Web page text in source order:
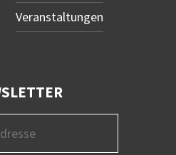
Veranstaltungen